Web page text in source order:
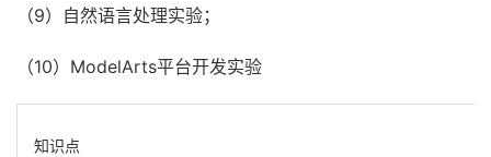
（9）自然语言处理实验；
（10）ModelArts平台开发实验
知识点